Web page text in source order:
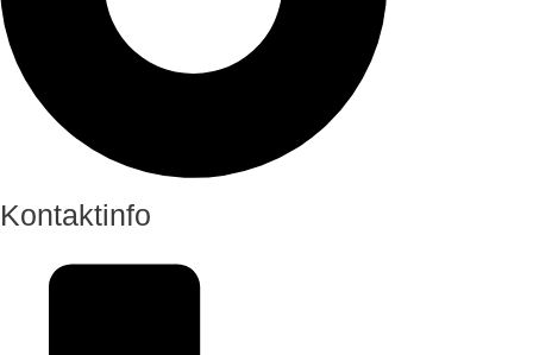
Kontaktinfo